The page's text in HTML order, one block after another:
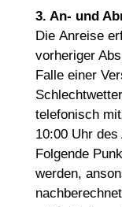
3. An- und
Die Anreise
vorheriger
Falle einer
telefonisch
10:00 Uhrdes
Folgende
werden,